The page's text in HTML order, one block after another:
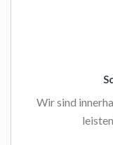
Wir sind